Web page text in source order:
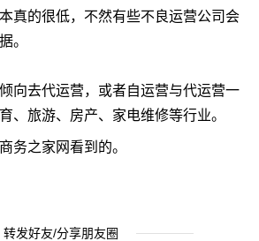
真的很低，不然有些不良运营公司会
。
向去代运营，或者自运营与代运营一
、旅游、房产、家电维修等行业。
务之家网看到的。
转发好友/分享朋友圈